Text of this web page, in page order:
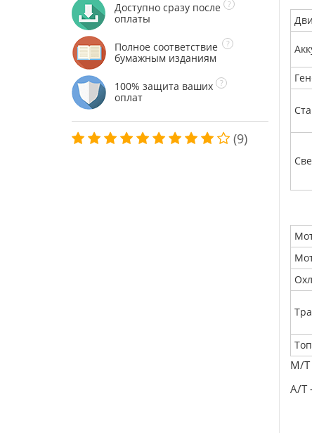
Доступно сразу после
оплаты
Полное соответствие
бумажным изданиям
100% защита ваших
оплат
(9)
М/Т
А/Т